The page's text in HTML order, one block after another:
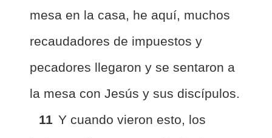
mesa en la casa, he aquí, muchos
recaudadores de impuestos y
pecadores llegaron y se sentaron a
la mesa con Jesús y sus discípulos.
11 Y cuando vieron esto, los